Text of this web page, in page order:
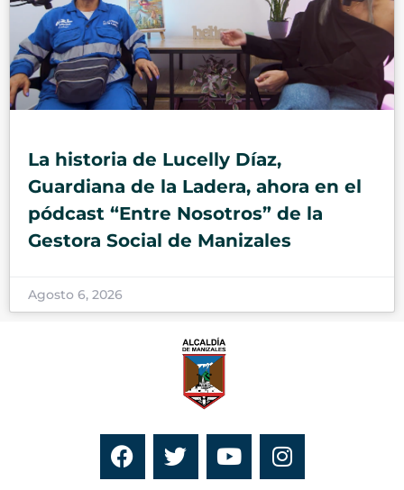
La historia de Lucelly Díaz,
Guardiana de la Ladera, ahora en el
pódcast “Entre Nosotros” de la
Gestora Social de Manizales
Agosto 6, 2026